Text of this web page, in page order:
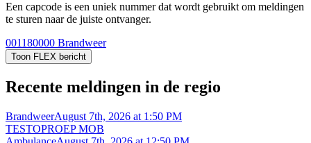
Een capcode is een uniek nummer dat wordt gebruikt om meldingen
te sturen naar de juiste ontvanger.
001180000 Brandweer
Toon FLEX bericht
Recente meldingen in de regio
BrandweerAugust 7th, 2026 at 1:50 PM
TESTOPROEP MOB